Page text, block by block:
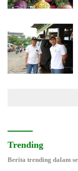
Trending
Berita trending dalam